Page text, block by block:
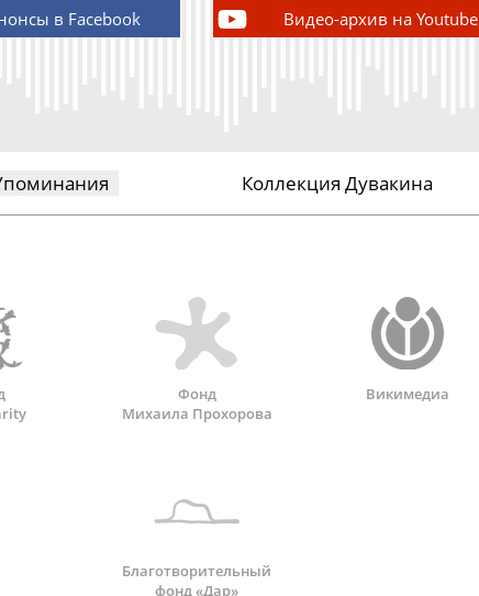
в Facebook Видео-архив на Youtube
Коллекция Дувакина
Фонд
Михаила Прохорова
Викимедиа
Благотворительный
фонд «Дар»